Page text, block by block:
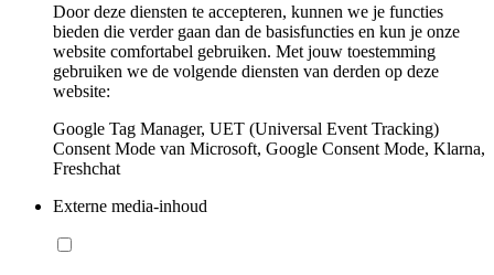
Door deze diensten te accepteren, kunnen we je functies
bieden die verder gaan dan de basisfuncties en kun je onze
website comfortabel gebruiken. Met jouw toestemming
gebruiken we de volgende diensten van derden op deze
website:
Google Tag Manager, UET (Universal Event Tracking)
Consent Mode van Microsoft, Google Consent Mode, Klarna,
Freshchat
Externe media-inhoud